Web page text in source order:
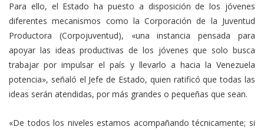
Para ello, el Estado ha puesto a disposición de los jóvenes
diferentes mecanismos como la Corporación de la Juventud
Productora (Corpojuventud), «una instancia pensada para
apoyar las ideas productivas de los jóvenes que solo busca
trabajar por impulsar el país y llevarlo a hacia la Venezuela
potencia», señaló el Jefe de Estado, quien ratificó que todas las
ideas serán atendidas, por más grandes o pequeñas que sean.
«De todos los niveles estamos acompañando técnicamente; si